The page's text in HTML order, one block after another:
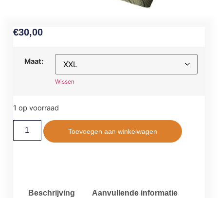
€30,00
Maat:
Wissen
1 op voorraad
Toevoegen aan winkelwagen
Beschrijving Aanvullende informatie